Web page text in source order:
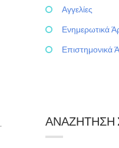
.
Αγγελίες
Ενημερωτικά
Επιστημονικά
ΑΝΑΖΉΤΗΣΗ